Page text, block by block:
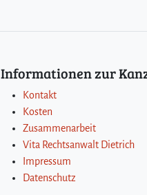
Informationen zur
Kontakt
Kosten
Zusammenarbeit
Vita Rechtsanwalt Dietrich
Impressum
Datenschutz